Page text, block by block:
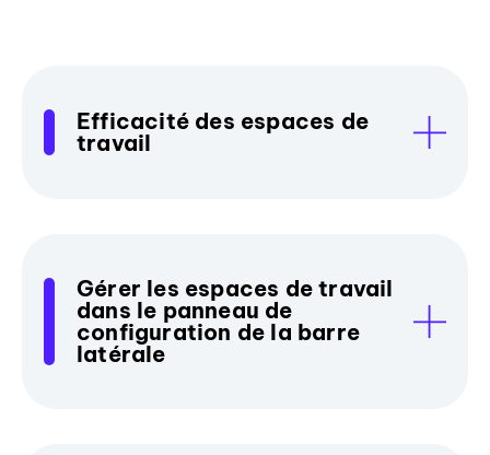
Efficacité des espaces de
travail
Gérer les espaces de travail
dans le panneau de
configuration de la barre
latérale